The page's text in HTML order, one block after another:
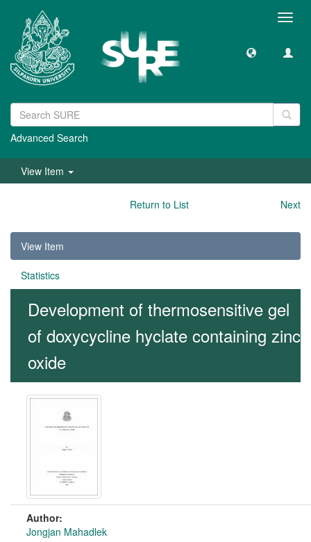
Advanced Search
View Item
Return to List Next
View Item
Statistics
Development of thermosensitive gel
of doxycycline hyclate containing zinc
oxide
Author:
Jongjan Mahadlek